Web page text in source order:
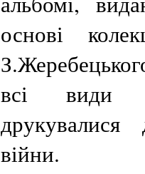
основі
всі види
друкувалися
війни.